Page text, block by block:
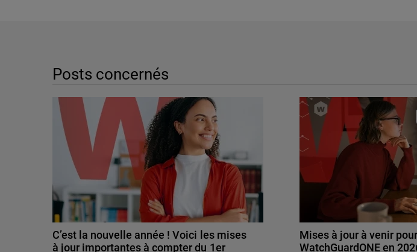
Posts concernés
C’est la nouvelle année ! Voici les mises
à jour importantes à compter du 1er
Mises à jour à venir pour
WatchGuardONE en